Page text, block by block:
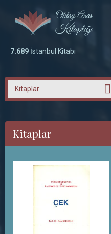
7.689 İstanbul Kitabı
Kitaplar
Kitaplar